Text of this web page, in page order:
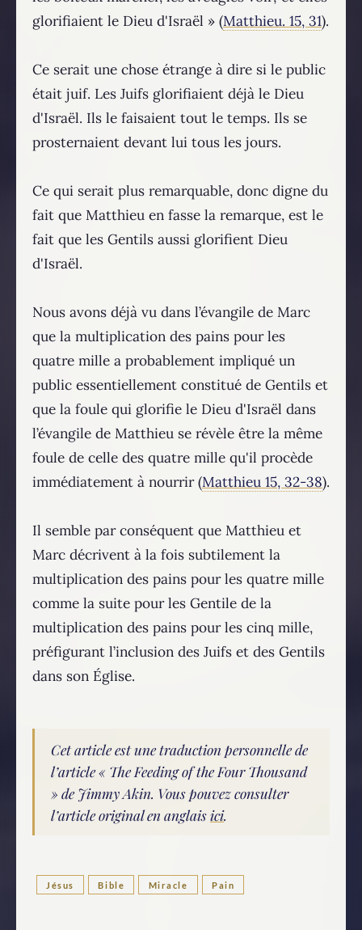
glorifiaient le Dieu d'Israël » (Matthieu. 15, 31).
Ce serait une chose étrange à dire si le public
était juif. Les Juifs glorifiaient déjà le Dieu
d'Israël. Ils le faisaient tout le temps. Ils se
prosternaient devant lui tous les jours.
Ce qui serait plus remarquable, donc digne du
fait que Matthieu en fasse la remarque, est le
fait que les Gentils aussi glorifient Dieu
d'Israël.
Nous avons déjà vu dans l’évangile de Marc
que la multiplication des pains pour les
quatre mille a probablement impliqué un
public essentiellement constitué de Gentils et
que la foule qui glorifie le Dieu d'Israël dans
l’évangile de Matthieu se révèle être la même
foule de celle des quatre mille qu'il procède
immédiatement à nourrir (Matthieu 15, 32-38).
Il semble par conséquent que Matthieu et
Marc décrivent à la fois subtilement la
multiplication des pains pour les quatre mille
comme la suite pour les Gentile de la
multiplication des pains pour les cinq mille,
préfigurant l’inclusion des Juifs et des Gentils
dans son Église.
Cet article est une traduction personnelle de
l’article « The Feeding of the Four Thousand
» de Jimmy Akin. Vous pouvez consulter
l’article original en anglaisici.
Jésus Bible Miracle Pain